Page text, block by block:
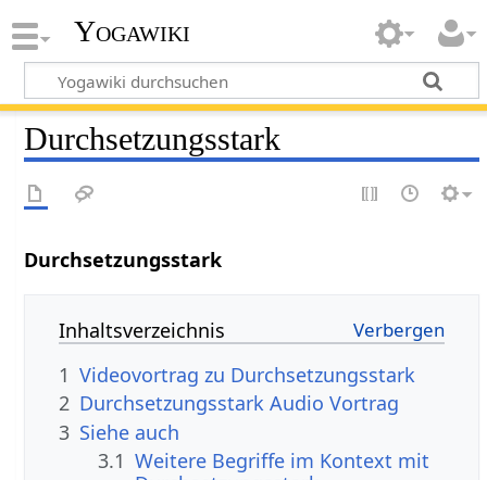
Yogawiki
Durchsetzungsstark
Inhaltsverzeichnis
1
2
Durchsetzungsstark‏‎ Audio Vortrag
3 Siehe auch
3.1 Weitere Begriffe im Kontext mit